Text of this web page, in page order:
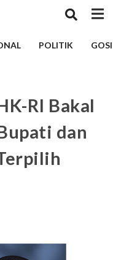
POLITIK
RI Bakal
dan